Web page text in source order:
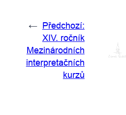
← Předchozí:
XIV. ročník
Mezinárodních
interpretačních
kurzů